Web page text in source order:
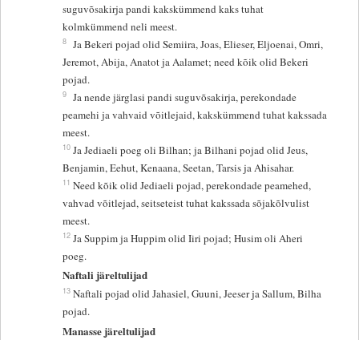
suguvõsakirja pandi kakskümmend kaks tuhat
kolmkümmend neli meest.
8 Ja Bekeri pojad olid Semiira, Joas, Elieser, Eljoenai, Omri,
Jeremot, Abija, Anatot ja Aalamet; need kõik olid Bekeri
pojad.
9 Ja nende järglasi pandi suguvõsakirja, perekondade
peamehi ja vahvaid võitlejaid, kakskümmend tuhat kakssada
meest.
10 Ja Jediaeli poeg oli Bilhan; ja Bilhani pojad olid Jeus,
Benjamin, Eehut, Kenaana, Seetan, Tarsis ja Ahisahar.
11 Need kõik olid Jediaeli pojad, perekondade peamehed,
vahvad võitlejad, seitseteist tuhat kakssada sõjakõlvulist
meest.
12 Ja Suppim ja Huppim olid Iiri pojad; Husim oli Aheri
poeg.
Naftali järeltulijad
13 Naftali pojad olid Jahasiel, Guuni, Jeeser ja Sallum, Bilha
pojad.
Manasse järeltulijad